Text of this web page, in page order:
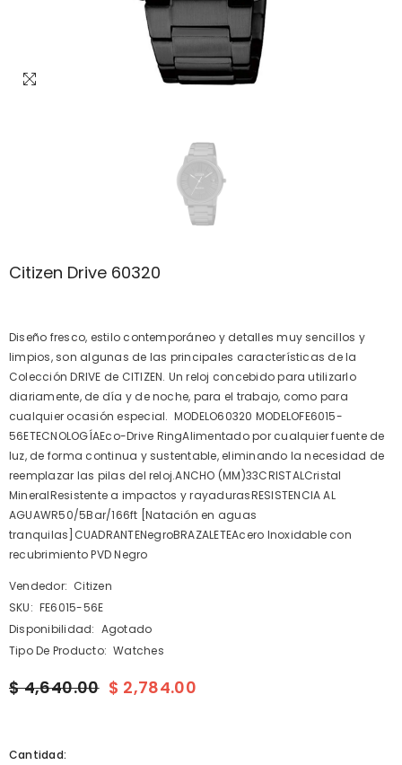
Citizen Drive 60320
Diseño fresco, estilo contemporáneo y detalles muy sencillos y
limpios, son algunas de las principales características de la
Colección DRIVE de CITIZEN. Un reloj concebido para utilizarlo
diariamente, de dí­a y de noche, para el trabajo, como para
cualquier ocasión especial. MODELO60320 MODELOFE6015-
56ETECNOLOGÍAEco-Drive RingAlimentado por cualquier fuente de
luz, de forma continua y sustentable, eliminando la necesidad de
reemplazar las pilas del reloj.ANCHO (MM)33CRISTALCristal
MineralResistente a impactos y rayadurasRESISTENCIA AL
AGUAWR50/5Bar/166ft [Natación en aguas
tranquilas]CUADRANTENegroBRAZALETEAcero Inoxidable con
recubrimiento PVD Negro
Vendedor: Citizen
SKU: FE6015-56E
Disponibilidad: Agotado
Tipo De Producto: Watches
$ 4,640.00 $ 2,784.00
Cantidad: